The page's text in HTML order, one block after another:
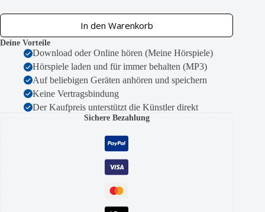
In den Warenkorb
Deine Vorteile
Download oder Online hören (Meine Hörspiele)
Hörspiele laden und für immer behalten (MP3)
Auf beliebigen Geräten anhören und speichern
Keine Vertragsbindung
Der Kaufpreis unterstützt die Künstler direkt
Sichere Bezahlung